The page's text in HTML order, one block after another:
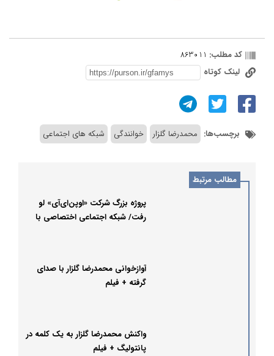
کد مطلب: 863011
لینک کوتاه
برچسب‌ها: محمدرضا گلزار خوانندگی شبکه های اجتماعی
مطالب مرتبط
پروژه بزرگ شرکت «اوپن‌ای‌آی» لو
رفت/ شبکه اجتماعی اختصاصی با
آوازخوانی محمدرضا گلزار با صدای
گرفته + فیلم
واکنش محمدرضا گلزار به یک کلمه در
پانتولیگ + فیلم